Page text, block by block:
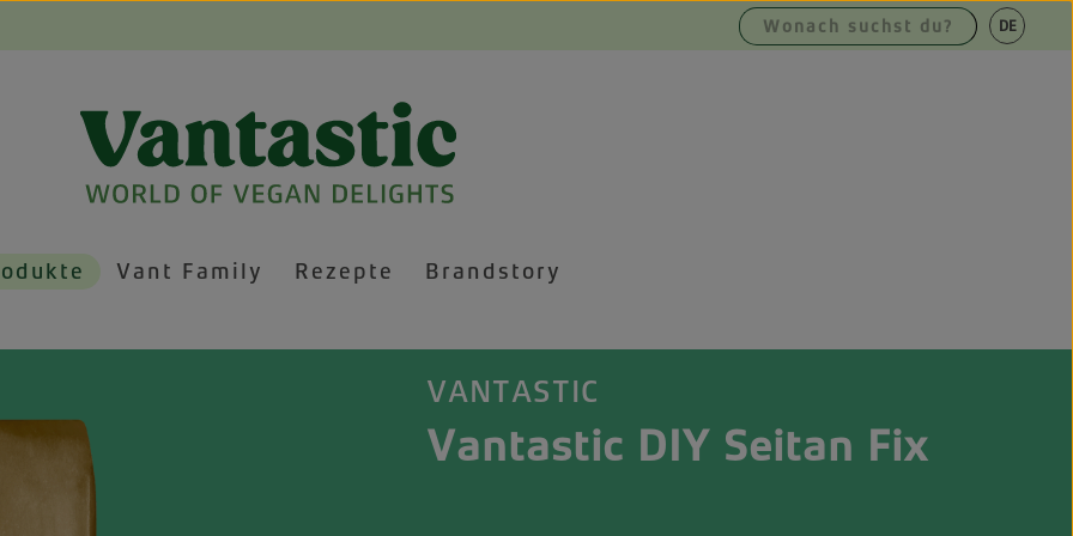
Vant Family Rezepte Brandstory
DE |EN
VANTASTIC
Vantastic DIY Seitan Fix